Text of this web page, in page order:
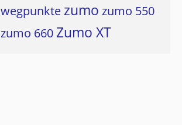
wegpunkte zumo zumo 550
zumo 660 Zumo XT